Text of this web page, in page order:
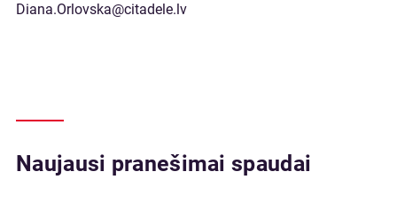
Diana.Orlovska@citadele.lv
Naujausi pranešimai spaudai